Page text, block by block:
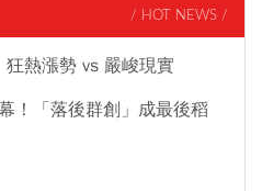
/ HOT NEWS /
熱漲勢 vs 嚴峻現實
！「落後群創」成最後稻